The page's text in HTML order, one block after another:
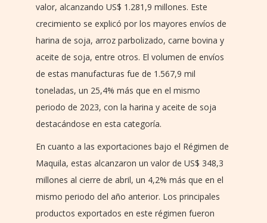
valor, alcanzando US$ 1.281,9 millones. Este
crecimiento se explicó por los mayores envíos de
harina de soja, arroz parbolizado, carne bovina y
aceite de soja, entre otros. El volumen de envíos
de estas manufacturas fue de 1.567,9 mil
toneladas, un 25,4% más que en el mismo
periodo de 2023, con la harina y aceite de soja
destacándose en esta categoría.
En cuanto a las exportaciones bajo el Régimen de
Maquila, estas alcanzaron un valor de US$ 348,3
millones al cierre de abril, un 4,2% más que en el
mismo periodo del año anterior. Los principales
productos exportados en este régimen fueron